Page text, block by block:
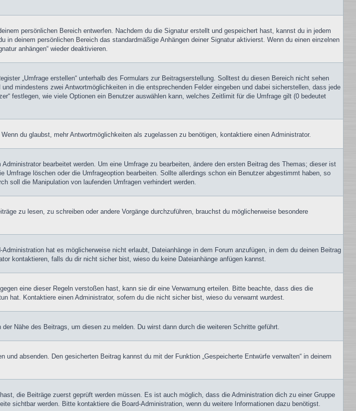
persönlichen Bereich entwerfen. Nachdem du die Signatur erstellt und gespeichert hast, kannst du in jedem
in deinem persönlichen Bereich das standardmäßige Anhängen deiner Signatur aktivierst. Wenn du einen einzelnen
anhängen“ wieder deaktivieren.
„Umfrage erstellen“ unterhalb des Formulars zur Beitragserstellung. Solltest du diesen Bereich nicht sehen
mindestens zwei Antwortmöglichkeiten in die entsprechenden Felder eingeben und dabei sicherstellen, dass jede
festlegen, wie viele Optionen ein Benutzer auswählen kann, welches Zeitlimit für die Umfrage gilt (0 bedeutet
du glaubst, mehr Antwortmöglichkeiten als zugelassen zu benötigen, kontaktiere einen Administrator.
bearbeitet werden. Um eine Umfrage zu bearbeiten, ändere den ersten Beitrag des Themas; dieser ist
löschen oder die Umfrageoption bearbeiten. Sollte allerdings schon ein Benutzer abgestimmt haben, so
soll die Manipulation von laufenden Umfragen verhindert werden.
zu lesen, zu schreiben oder andere Vorgänge durchzuführen, brauchst du möglicherweise besondere
hat es möglicherweise nicht erlaubt, Dateianhänge in dem Forum anzufügen, in dem du deinen Beitrag
kontaktieren, falls du dir nicht sicher bist, wieso du keine Dateianhänge anfügen kannst.
eine dieser Regeln verstoßen hast, kann sie dir eine Verwarnung erteilen. Bitte beachte, dass dies die
hat. Kontaktiere einen Administrator, sofern du die nicht sicher bist, wieso du verwarnt wurdest.
Nähe des Beitrags, um diesen zu melden. Du wirst dann durch die weiteren Schritte geführt.
absenden. Den gesicherten Beitrag kannst du mit der Funktion „Gespeicherte Entwürfe verwalten“ in deinem
die Beiträge zuerst geprüft werden müssen. Es ist auch möglich, dass die Administration dich zu einer Gruppe
sichtbar werden. Bitte kontaktiere die Board-Administration, wenn du weitere Informationen dazu benötigst.